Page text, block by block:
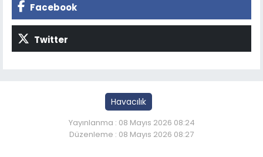
Facebook
Twitter
Havacılık
Yayınlanma : 08 Mayıs 2026 08:24
Düzenleme : 08 Mayıs 2026 08:27